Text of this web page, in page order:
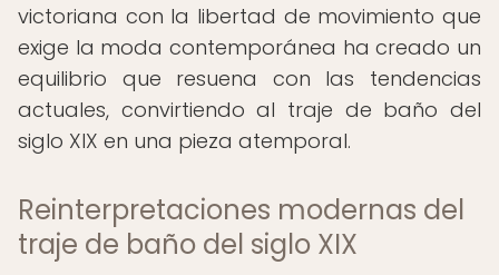
victoriana con la libertad de movimiento que
exige la moda contemporánea ha creado un
equilibrio que resuena con las tendencias
actuales, convirtiendo al traje de baño del
siglo XIX en una pieza atemporal.
Reinterpretaciones modernas del
traje de baño del siglo XIX